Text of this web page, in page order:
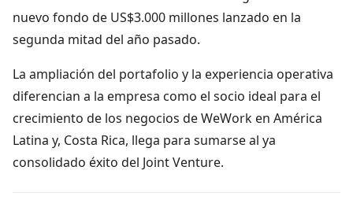
nuevo fondo de US$3.000 millones lanzado en la
segunda mitad del año pasado.
La ampliación del portafolio y la experiencia operativa
diferencian a la empresa como el socio ideal para el
crecimiento de los negocios de WeWork en América
Latina y, Costa Rica, llega para sumarse al ya
consolidado éxito del Joint Venture.